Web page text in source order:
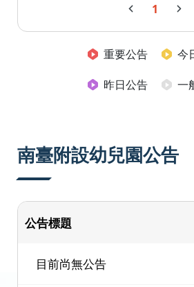
1
重要公告
今
昨日公告
一
南臺附設幼兒園公告
公告標題
目前尚無公告